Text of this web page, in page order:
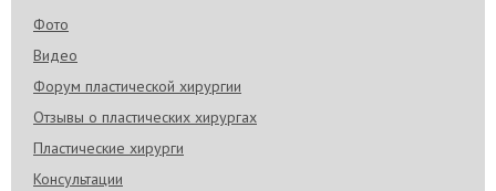
Фото
Видео
Форум пластической хирургии
Отзывы о пластических хирургах
Пластические хирурги
Консультации